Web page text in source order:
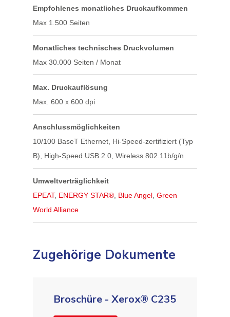
Empfohlenes monatliches Druckaufkommen
Max 1.500 Seiten
Monatliches technisches Druckvolumen
Max 30.000 Seiten / Monat
Max. Druckauflösung
Max. 600 x 600 dpi
Anschluss​möglichkeiten
10/100 BaseT Ethernet, Hi-Speed-zertifiziert (Typ
B), High-Speed USB 2.0, Wireless 802.11b/g/n
Umweltverträglichkeit
EPEAT, ENERGY STAR® Blue Angel Green
World Alliance
Zugehörige Dokumente
Broschüre - Xerox® C235